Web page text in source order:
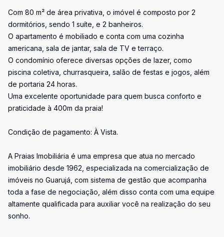
Com 80 m² de área privativa, o imóvel é composto por 2
dormitórios, sendo 1 suíte, e 2 banheiros.
O apartamento é mobiliado e conta com uma cozinha
americana, sala de jantar, sala de TV e terraço.
O condomínio oferece diversas opções de lazer, como
piscina coletiva, churrasqueira, salão de festas e jogos, além
de portaria 24 horas.
Uma excelente oportunidade para quem busca conforto e
praticidade à 400m da praia!
Condição de pagamento: À Vista.
A Praias Imobiliária é uma empresa que atua no mercado
imobiliário desde 1962, especializada na comercialização de
imóveis no Guarujá, com sistema de gestão que acompanha
toda a fase de negociação, além disso conta com uma equipe
altamente qualificada para auxiliar você na realização do seu
sonho.